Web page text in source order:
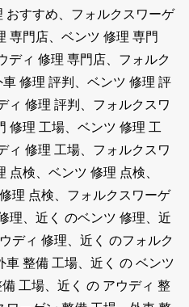
おすすめ、フォルクスワーゲ
専門店、ベンツ 修理 専門
ディ 修理 専門店、フォルク
修理 評判、ベンツ 修理 評
ィ 修理 評判、フォルクスワ
修理 工場、ベンツ 修理 工
ィ 修理 工場、フォルクスワ
点検、ベンツ 修理 点検、
理 点検、フォルクスワーゲ
理、近く のベンツ 修理、近
ディ 修理、近く のフォルク
車 整備 工場、近く の ベンツ
工場、近く の アウディ 整